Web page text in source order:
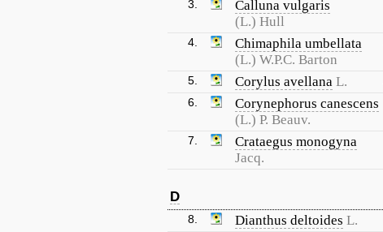
3.
Calluna vulgaris
(L.) Hull
4.
Chimaphila umbellata
(L.) W.P.C. Barton
5. Corylus avellana L.
6.
Corynephorus canescens
(L.) P. Beauv.
7.
Crataegus monogyna
Jacq.
D
8. Dianthus deltoides L.